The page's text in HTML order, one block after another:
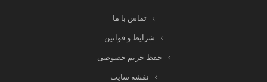
تماس با ما
شرایط و قوانین
حفظ حریم خصوصی
نقشه سایت